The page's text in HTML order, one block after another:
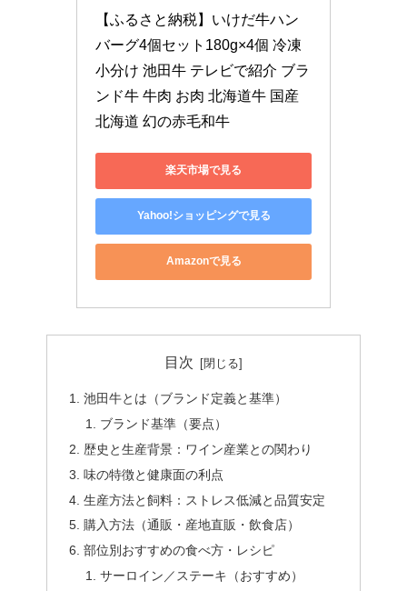
【ふるさと納税】いけだ牛ハン
バーグ4個セット180g×4個 冷凍
小分け 池田牛 テレビで紹介 ブラ
ンド牛 牛肉 お肉 北海道牛 国産
北海道 幻の赤毛和牛
楽天市場で見る
Yahoo!ショッピングで見る
Amazonで見る
目次
池田牛とは（ブランド定義と基準）
ブランド基準（要点）
歴史と生産背景：ワイン産業との関わり
味の特徴と健康面の利点
生産方法と飼料：ストレス低減と品質安定
購入方法（通販・産地直販・飲食店）
部位別おすすめの食べ方・レシピ
サーロイン／ステーキ（おすすめ）